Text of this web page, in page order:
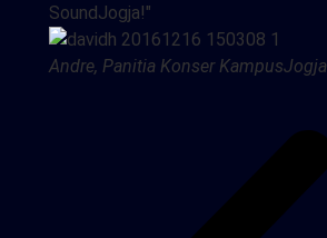
SoundJogja!"
Andre, Panitia Konser KampusJogja